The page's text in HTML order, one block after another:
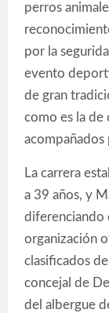
perros
por la
evento
de gran
como es la de
acompañados
La carrera
a 39 años, y
diferenciando
organización
clasificados
concejal de
del albergue